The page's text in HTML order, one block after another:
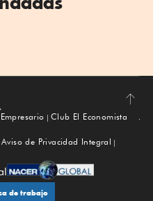
Subir
Club El Economista
Aviso de Privacidad Integral
de trabajo